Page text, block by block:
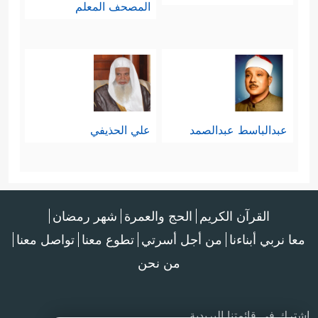
المصحف المعلم
عبدالباسط عبدالصمد علي الحذيفي
القرآن الكريم الحج والعمرة شهر رمضان
معا نربي أبناءنا من أجل أسرتي تطوع معنا تواصل معنا
من نحن
اشترك في قائمتنا البريدية